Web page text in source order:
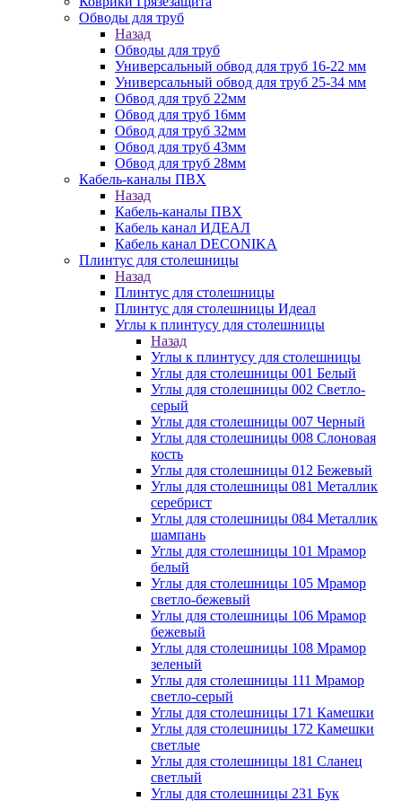
Обводы для труб
Назад
Обводы для труб
Универсальный обвод для труб 16-22 мм
Универсальный обвод для труб 25-34 мм
Обвод для труб 22мм
Обвод для труб 16мм
Обвод для труб 32мм
Обвод для труб 43мм
Обвод для труб 28мм
Кабель-каналы ПВХ
Назад
Кабель-каналы ПВХ
Кабель канал ИДЕАЛ
Кабель канал DECONIKA
Плинтус для столешницы
Назад
Плинтус для столешницы
Плинтус для столешницы Идеал
Углы к плинтусу для столешницы
Назад
Углы к плинтусу для столешницы
Углы для столешницы 001 Белый
Углы для столешницы 002 Светло-
серый
Углы для столешницы 007 Черный
Углы для столешницы 008 Слоновая
кость
Углы для столешницы 012 Бежевый
Углы для столешницы 081 Металлик
серебрист
Углы для столешницы 084 Металлик
шампань
Углы для столешницы 101 Мрамор
белый
Углы для столешницы 105 Мрамор
светло-бежевый
Углы для столешницы 106 Мрамор
бежевый
Углы для столешницы 108 Мрамор
зеленый
Углы для столешницы 111 Мрамор
светло-серый
Углы для столешницы 171 Камешки
Углы для столешницы 172 Камешки
светлые
Углы для столешницы 181 Сланец
светлый
Углы для столешницы 231 Бук